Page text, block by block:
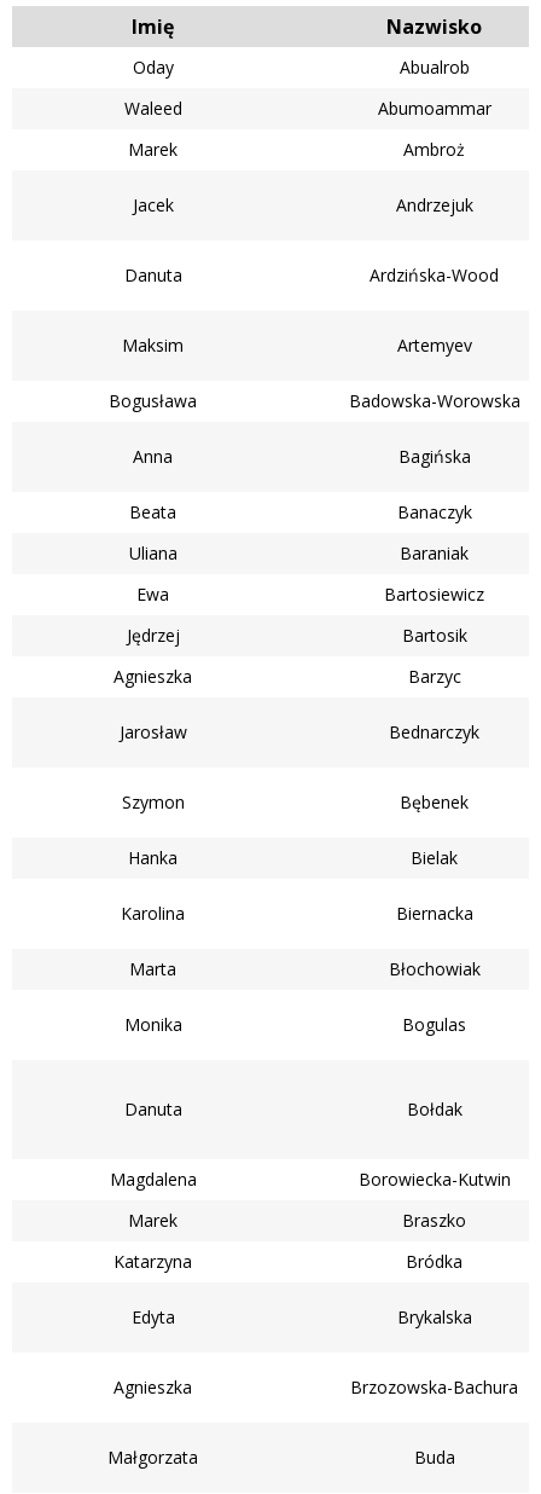
Imię Nazwisko
Oday
Abualrob
Waleed
Abumoammar
Marek
Ambroż
Jacek Andrzejuk
Danuta Ardzińska-Wood
Maksim Artemyev
Bogusława Badowska-Worowska
Anna Bagińska
Beata
Banaczyk
Uliana
Baraniak
Ewa
Bartosiewicz
Jędrzej
Bartosik
Agnieszka
Barzyc
Jarosław Bednarczyk
Szymon Bębenek
Hanka Bielak
Karolina Biernacka
Marta Błochowiak
Monika Bogulas
Danuta Bołdak
Magdalena
Borowiecka-Kutwin
Marek
Braszko
Katarzyna
Bródka
Edyta Brykalska
Agnieszka Brzozowska-Bachura
Małgorzata Buda